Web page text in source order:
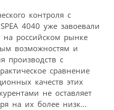
контроля с
4040 уже завоевали
на российском рынке
возможностям и
производств с
сравнение
качеств этих
не оставляет
на их более низк...